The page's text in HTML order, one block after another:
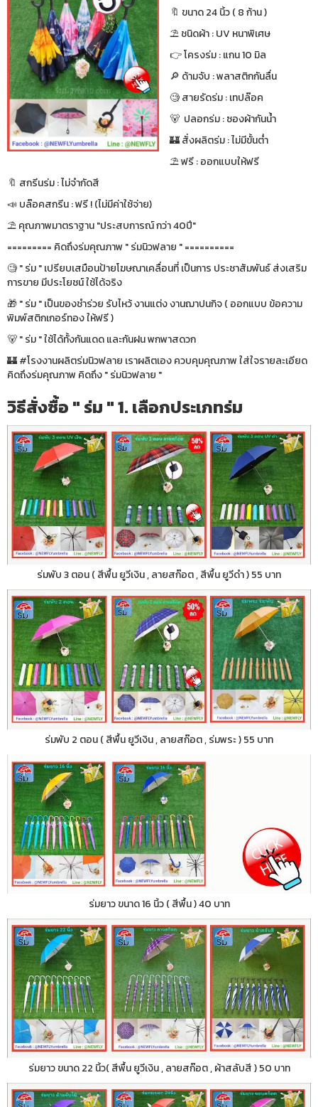
🔖 ขนาด 24 นิ้ว ( 8 ก้าน )
⛱ ชนิดผ้า : UV หนาพิเศษ
👉 โครงร่ม : แกน 10 มิล
🔎 ด้ามจับ : พลาสติกกันลื่น
🧐 สายรัดร่ม : เทปล๊อค
🐻 ปลอกร่ม : ซองผ้ากันน้ำ
🏰 สั่งผลิตร่ม : ไม่มีขั้นต่ำ
⛱ ฟรี : ออกแบบให้ฟรี
🔖 สกรีนร่ม : ไม่จำกัดสี
📣 บล๊อคสกรีน : ฟรี ! (ไม่มีค่าใช้จ่าย)
⛱ คุณภาพมาตราฐาน "ประสบการณ์ กว่า 40ปี"
========= คิดถึงร่มคุณภาพ " ร่มนิวฟลาย " ==========
🧐 " ร่ม " เปรียบเสมือนป้ายโฆษณาเคลื่อนที่ เป็นการ ประชาสัมพันธ์ ส่งเสริม
การขาย มีประโยชน์ ใช้ได้จริง
🎁 " ร่ม " เป็นของชำร่วย รับไหว้ งานแต่ง งานฌาปนกิจ ( ออกแบบ ข้อความ
พิมพ์สติกเกอร์ทอง ให้ฟรี )
🐻 " ร่ม " ใช้ได้ทั้งกันแดด และกันฝน พกพาสดวก
🏰 #โรงงานผลิตร่มนิวฟลาย เราผลิตเอง ควบคุมคุณภาพ ใส่ใจรายละเอียด
คิดถึงร่มคุณภาพ คิดถึง " ร่มนิวฟลาย "
วิธีสั่งซื้อ " ร่ม " 1. เลือกประเภทร่ม
ร่มพับ 3 ตอน ( สีพื้น ยูวีเงิน , ลายสก๊อต , สีพื้น ยูวีดำ ) 55 บาท
ร่มพับ 2 ตอน ( สีพื้น ยูวีเงิน , ลายสก๊อต , ร่มพระ ) 55 บาท
ร่มยาว ขนาด 16 นิ้ว ( สีพื้น ) 40 บาท
ร่มยาว ขนาด 22 นิ้ว( สีพื้น ยูวีเงิน , ลายสก๊อต , ผ้าสลับสี ) 50 บาท